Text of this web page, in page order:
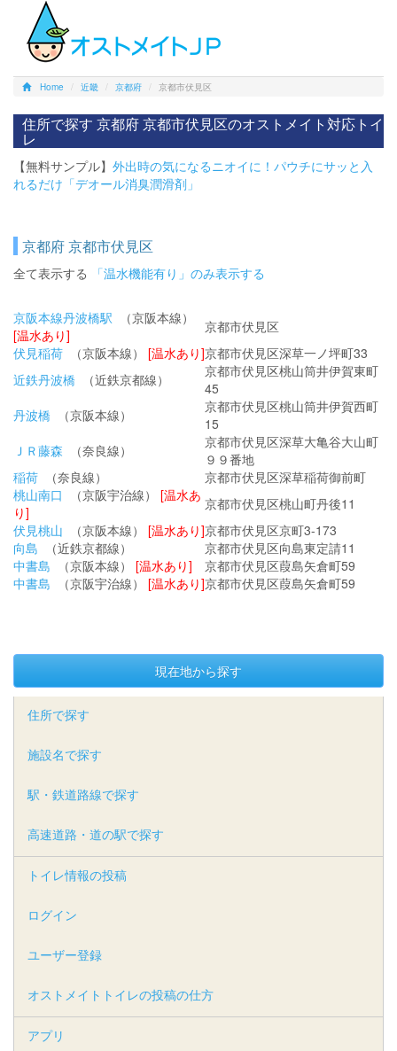
Home 近畿 京都府 京都市伏見区
住所で探す 京都府 京都市伏見区のオストメイト対応トイ
レ
【無料サンプル】 外出時の気になるニオイに！パウチにサッと入
れるだけ「デオール消臭潤滑剤」
京都府 京都市伏見区
全て表示する 「温水機能有り」のみ表示する
京阪本線丹波橋駅 （京阪本線）
[温水あり]
京都市伏見区
伏見稲荷 （京阪本線） [温水あり]京都市伏見区深草一ノ坪町33
近鉄丹波橋 （近鉄京都線）
京都市伏見区桃山筒井伊賀東町
45
丹波橋 （京阪本線）
京都市伏見区桃山筒井伊賀西町
15
ＪＲ藤森 （奈良線）
京都市伏見区深草大亀谷大山町
９９番地
稲荷 （奈良線）
京都市伏見区深草稲荷御前町
桃山南口 （京阪宇治線） [温水あ
り]
京都市伏見区桃山町丹後11
伏見桃山 （京阪本線） [温水あり]京都市伏見区京町3-173
向島 （近鉄京都線）
京都市伏見区向島東定請11
中書島 （京阪本線） [温水あり]
京都市伏見区葭島矢倉町59
中書島 （京阪宇治線） [温水あり]京都市伏見区葭島矢倉町59
現在地から探す
住所で探す
施設名で探す
駅・鉄道路線で探す
高速道路・道の駅で探す
トイレ情報の投稿
ログイン
ユーザー登録
オストメイトトイレの投稿の仕方
アプリ